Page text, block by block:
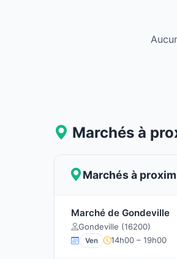
Marchés à
Marchés à
Marché de Gondeville
Gondeville (16200)
Ven 14h00 – 19h00